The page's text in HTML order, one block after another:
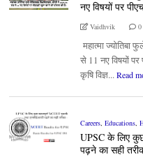
नए विषयों पर
Vaidhvik 0
महात्मा ज्योतिबा
से 11 नए विषयों
कृषि विज्ञ... Read
Careers, Educations,
UPSC के लिए
पढ़ने का सही